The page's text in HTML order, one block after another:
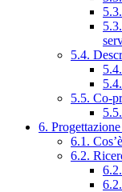
5.4.
5.5. Co-
6.
6.1.
6.2.